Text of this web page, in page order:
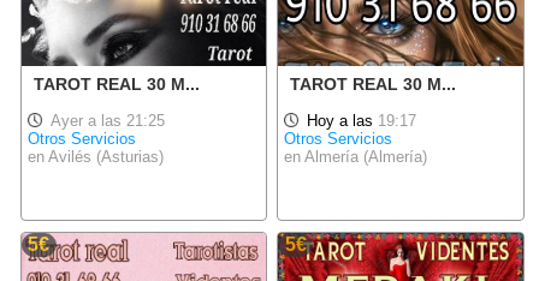
TAROT REAL 30 M...
Ayer a las 21:25
Otros Servicios
en Avilés (Asturias)
TAROT REAL 30 M...
Hoy a las 19:17
Otros Servicios
en Almería (Almería)
5€ 5€